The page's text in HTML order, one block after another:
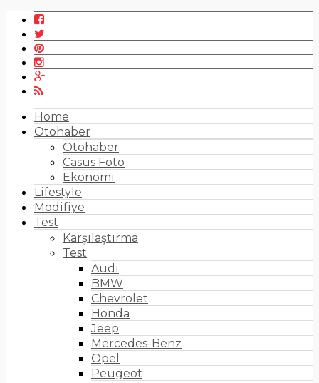
Home
Otohaber
Otohaber
Casus Foto
Ekonomi
Lifestyle
Modifiye
Test
Karşılaştırma
Test
Audi
BMW
Chevrolet
Honda
Jeep
Mercedes-Benz
Opel
Peugeot